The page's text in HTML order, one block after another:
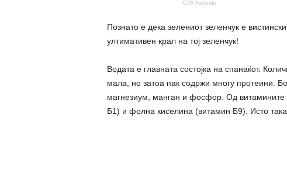
Познато е дека зелениот зеленчук е
ултимативен крал на тој зеленчук!
Водата е главната состојка на спанаќот.
мала, но затоа пак содржи многу протеини.
магнезиум, манган и фосфор. Од
Б1) и фолна киселина (витамин Б9). Исто